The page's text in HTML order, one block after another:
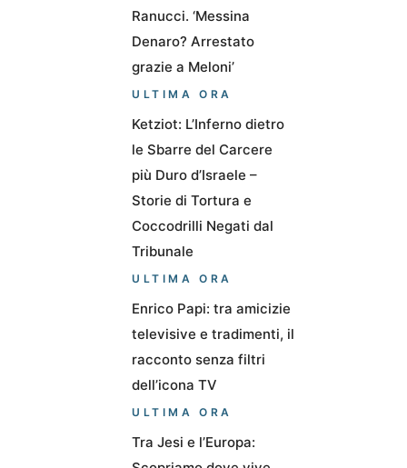
Ranucci. ‘Messina
Denaro? Arrestato
grazie a Meloni’
ULTIMA ORA
Ketziot: L’Inferno dietro
le Sbarre del Carcere
più Duro d’Israele –
Storie di Tortura e
Coccodrilli Negati dal
Tribunale
ULTIMA ORA
Enrico Papi: tra amicizie
televisive e tradimenti, il
racconto senza filtri
dell’icona TV
ULTIMA ORA
Tra Jesi e l’Europa: